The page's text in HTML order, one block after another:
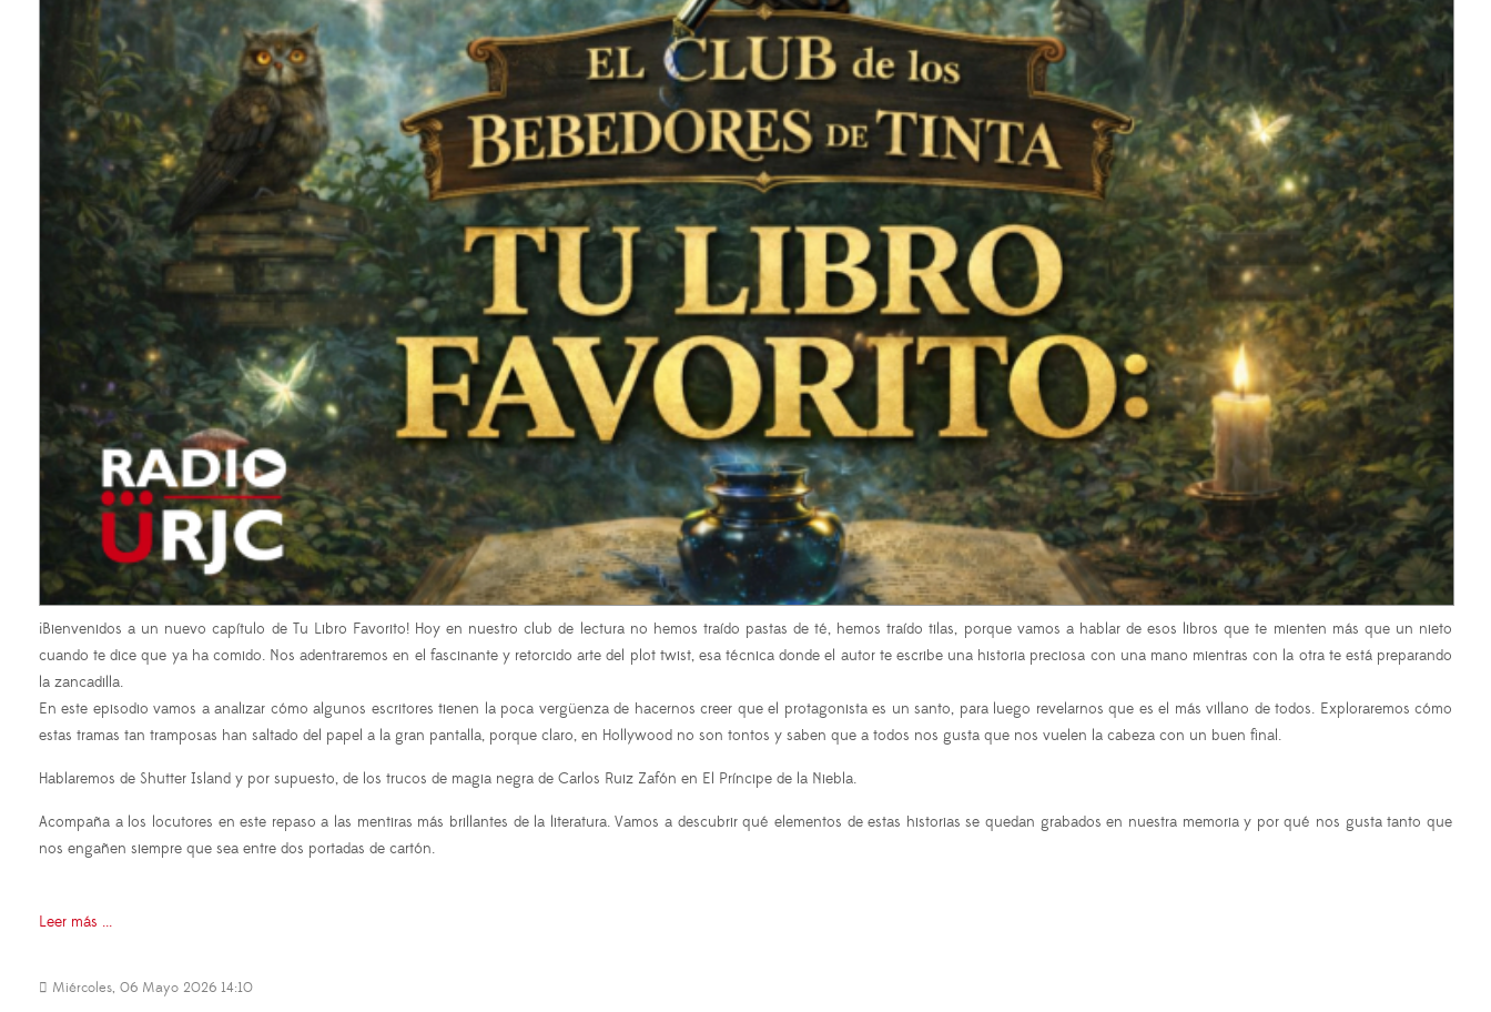
¡Bienvenidos a un nuevo capítulo de Tu Libro Favorito! Hoy en nuestro club de lectura no hemos traído pastas de té, hemos traído tilas, porque vamos a hablar de esos libros que te mienten más que un nieto
cuando te dice que ya ha comido. Nos adentraremos en el fascinante y retorcido arte del plot twist, esa técnica donde el autor te escribe una historia preciosa con una mano mientras con la otra te está preparando
la zancadilla.
En este episodio vamos a analizar cómo algunos escritores tienen la poca vergüenza de hacernos creer que el protagonista es un santo, para luego revelarnos que es el más villano de todos. Exploraremos cómo
estas tramas tan tramposas han saltado del papel a la gran pantalla, porque claro, en Hollywood no son tontos y saben que a todos nos gusta que nos vuelen la cabeza con un buen final.
Hablaremos de Shutter Island y por supuesto, de los trucos de magia negra de Carlos Ruiz Zafón en El Príncipe de la Niebla.
Acompaña a los locutores en este repaso a las mentiras más brillantes de la literatura. Vamos a descubrir qué elementos de estas historias se quedan grabados en nuestra memoria y por qué nos gusta tanto que
nos engañen siempre que sea entre dos portadas de cartón.
Leer más ...
Miércoles, 06 Mayo 2026 14:10